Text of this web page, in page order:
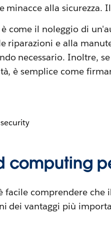
minacce alla
come il noleggio di
riparazioni e alla
necessario. Inoltre,
è semplice come
facile comprendere
dei vantaggi più